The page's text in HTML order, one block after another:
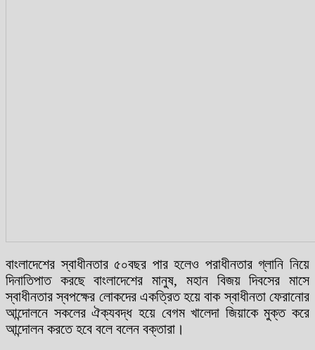
বাংলাদেশের স্বাধীনতার ৫০বছর পার হলেও পরাধীনতার গ্লানি নিয়ে
দিনাতিপাত করছে বাংলাদেশের মানুষ, মহান বিজয় দিবসের মাসে
স্বাধীনতার স্বপক্ষের লোকদের একত্রিত হয়ে বাক স্বাধীনতা ফেরানোর
আন্দোলনে সকলের ঐক্যবদ্ধ হয়ে বেগম খালেদা জিয়াকে মুক্ত করে
আন্দোলন করতে হবে বলে বলেন বক্তারা।